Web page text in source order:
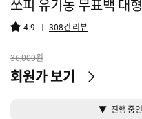
쏘피 유기농 무표백 대
4.9 308건 리뷰
36,000원
회원가 보기
▼ 진행 중